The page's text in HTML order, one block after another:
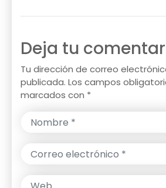
Deja tu
Tu dirección de correo
publicada. Los campos
marcados con *